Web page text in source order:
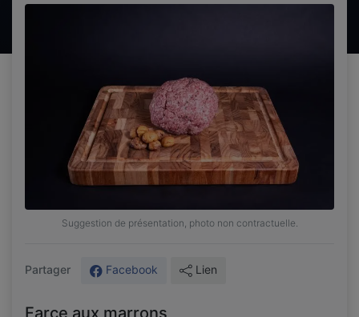
Suggestion de présentation, photo non contractuelle.
Partager Facebook Lien
Farce aux marrons